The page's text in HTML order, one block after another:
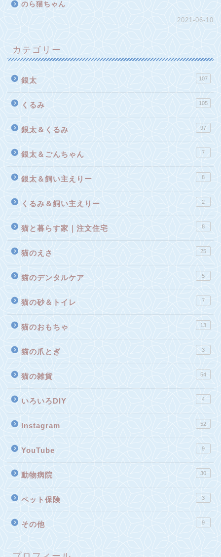
のら猫ちゃん
2021-06-10
カテゴリー
銀太 107
くるみ 105
銀太＆くるみ 97
銀太＆ごんちゃん 7
銀太＆飼い主えりー 8
くるみ＆飼い主えりー 2
猫と暮らす家｜注文住宅 8
猫のえさ 25
猫のデンタルケア 5
猫の砂＆トイレ 7
猫のおもちゃ 13
猫の爪とぎ 3
猫の雑貨 54
いろいろDIY 4
Instagram 52
YouTube 9
動物病院 30
ペット保険 3
その他 9